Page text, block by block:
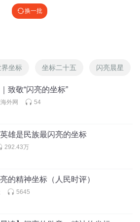
换一批
坐标 坐标二十五 闪亮晨星
致敬“闪亮的坐标”
外网 54
雄是民族最闪亮的坐标
292.43万
的精神坐标（人民时评）
5645